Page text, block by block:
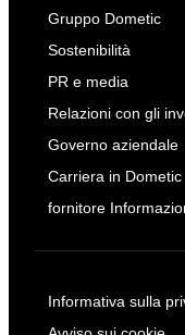
Gruppo Dometic
Sostenibilità
PR e media
Relazioni con gli
Governo aziendale
Carriera in Dometic
fornitore
Informativa sulla